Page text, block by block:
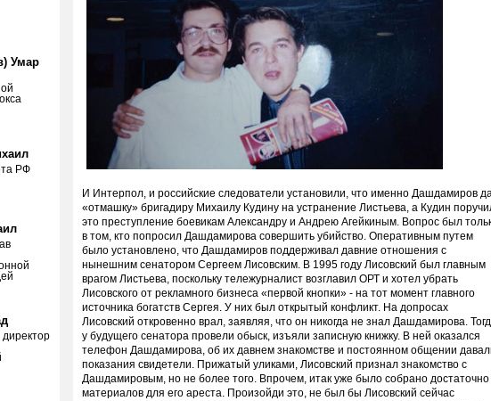
Умар
РФ
И Интерпол, и российские следователи установили, что именно Дашдамиров
«отмашку» бригадиру Михаилу Кудину на устранение Листьева, а Кудин
это преступление боевикам Александру и Андрею Агейкиным. Вопрос был
в том, кто попросил Дашдамирова совершить убийство. Оперативным путем
было установлено, что Дашдамиров поддерживал давние отношения с
нынешним сенатором Сергеем Лисовским. В 1995 году Лисовский был главным
врагом Листьева, поскольку тележурналист возглавил ОРТ и хотел убрать
Лисовского от рекламного бизнеса «первой кнопки» - на тот момент главного
источника богатств Сергея. У них был открытый конфликт. На допросах
Лисовский откровенно врал, заявляя, что он никогда не знал Дашдамирова.
у будущего сенатора провели обыск, изъяли записную книжку. В ней оказался
телефон Дашдамирова, об их давнем знакомстве и постоянном общении
показания свидетели. Прижатый уликами, Лисовский признал знакомство с
Дашдамировым, но не более того. Впрочем, итак уже было собрано достаточно
материалов для его ареста. Произойди это, не был бы Лисовский сейчас